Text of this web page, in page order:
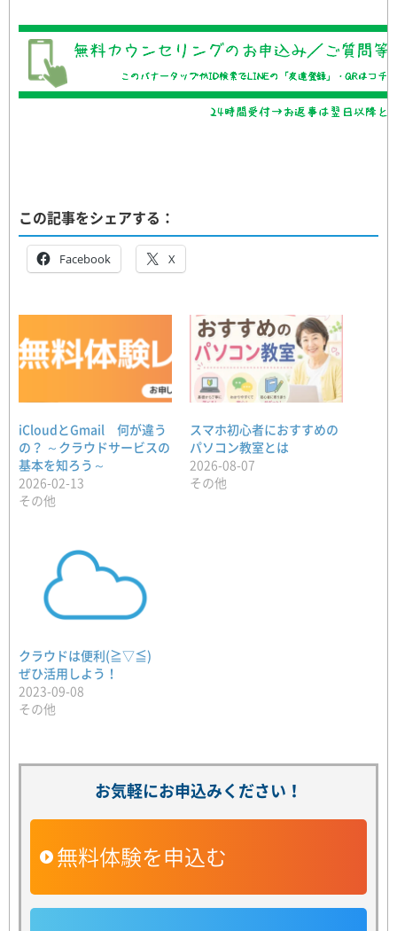
この記事をシェアする：
Facebook X
iCloudとGmail 何が違う
の？ ～クラウドサービスの
基本を知ろう～
2026-02-13
その他
スマホ初心者におすすめの
パソコン教室とは
2026-08-07
その他
クラウドは便利(≧▽≦)
ぜひ活用しよう！
2023-09-08
その他
お気軽にお申込みください！
無料体験を申込む